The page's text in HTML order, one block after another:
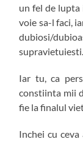
un fel de
voie sa-l faci,
dubiosi/
supravietuiesti.
Iar tu, ca
constiinta mii
fie la finalul
Inchei cu